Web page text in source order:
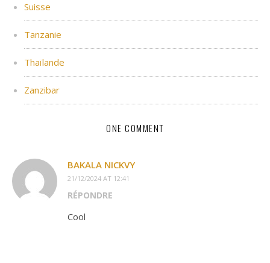
Suisse
Tanzanie
Thaïlande
Zanzibar
ONE COMMENT
BAKALA NICKVY
21/12/2024 AT 12:41
RÉPONDRE
Cool